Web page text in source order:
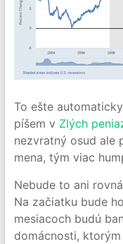
To ešte
píšem v Zlých
nezvratný osud ale
mena, tým viac
Nebude to ani
Na začiatku bude
mesiacoch budú
domácnosti,